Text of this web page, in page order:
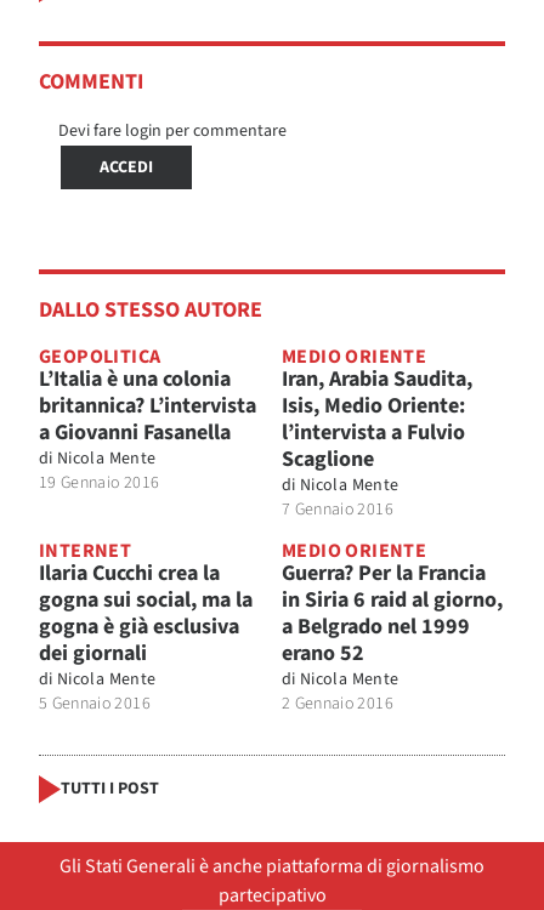
COMMENTI
Devi fare login per commentare
ACCEDI
DALLO STESSO AUTORE
GEOPOLITICA
L’Italia è una colonia
britannica? L’intervista
a Giovanni Fasanella
di Nicola Mente
19 Gennaio 2016
MEDIO ORIENTE
Iran, Arabia Saudita,
Isis, Medio Oriente:
l’intervista a Fulvio
Scaglione
di Nicola Mente
7 Gennaio 2016
INTERNET
Ilaria Cucchi crea la
gogna sui social, ma la
gogna è già esclusiva
dei giornali
di Nicola Mente
5 Gennaio 2016
MEDIO ORIENTE
Guerra? Per la Francia
in Siria 6 raid al giorno,
a Belgrado nel 1999
erano 52
di Nicola Mente
2 Gennaio 2016
TUTTI I POST
Gli Stati Generali è anche piattaforma di giornalismo
partecipativo